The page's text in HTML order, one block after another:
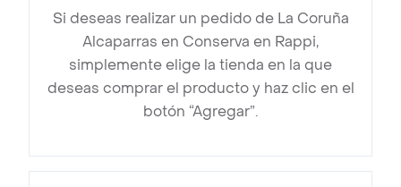
Si deseas realizar un pedido de La Coruña
Alcaparras en Conserva en Rappi,
simplemente elige la tienda en la que
deseas comprar el producto y haz clic en el
botón “Agregar”.